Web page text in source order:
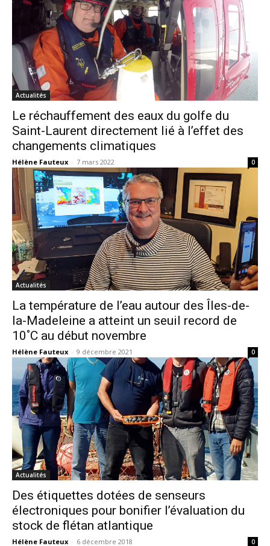
Actualités
Le réchauffement des eaux du golfe du
Saint-Laurent directement lié à l’effet des
changements climatiques
Hélène Fauteux - 7 mars 2022 0
Actualités
La température de l’eau autour des Îles-de-
la-Madeleine a atteint un seuil record de
10˚C au début novembre
Hélène Fauteux - 9 décembre 2021 0
Actualités
Des étiquettes dotées de senseurs
électroniques pour bonifier l’évaluation du
stock de flétan atlantique
Hélène Fauteux - 6 décembre 2018 0